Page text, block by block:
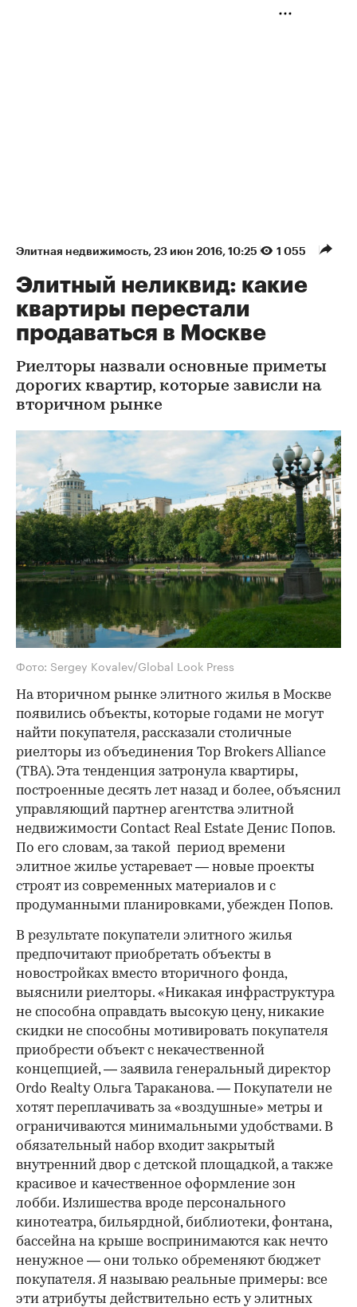
Элитная недвижимость⁠, 23 июн 2016, 10:25 1 055
Элитный неликвид: какие
квартиры перестали
продаваться в Москве
Риелторы назвали основные приметы
дорогих квартир, которые зависли на
вторичном рынке
Фото: Sergey Kovalev/Global Look Press
На вторичном рынке элитного жилья в Москве
появились объекты, которые годами не могут
найти покупателя, рассказали столичные
риелторы из объединения Top Brokers Alliance
(TBA). Эта тенденция затронула квартиры,
построенные десять лет назад и более, объяснил
управляющий партнер агентства элитной
недвижимости Contact Real Estate Денис Попов.
По его словам, за такой период времени
элитное жилье устаревает — новые проекты
строят из современных материалов и с
продуманными планировками, убежден Попов.
В результате покупатели элитного жилья
предпочитают приобретать объекты в
новостройках вместо вторичного фонда,
выяснили риелторы. «Никакая инфраструктура
не способна оправдать высокую цену, никакие
скидки не способны мотивировать покупателя
приобрести объект с некачественной
концепцией, — заявила генеральный директор
Ordo Realty Ольга Тараканова. — Покупатели не
хотят переплачивать за «воздушные» метры и
ограничиваются минимальными удобствами. В
обязательный набор входит закрытый
внутренний двор с детской площадкой, а также
красивое и качественное оформление зон
лобби. Излишества вроде персонального
кинотеатра, бильярдной, библиотеки, фонтана,
бассейна на крыше воспринимаются как нечто
ненужное — они только обременяют бюджет
покупателя. Я называю реальные примеры: все
эти атрибуты действительно есть у элитных